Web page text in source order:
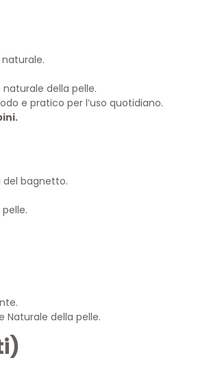
della pelle.
e pratico per l’uso quotidiano.
del bagnetto.
della pelle.